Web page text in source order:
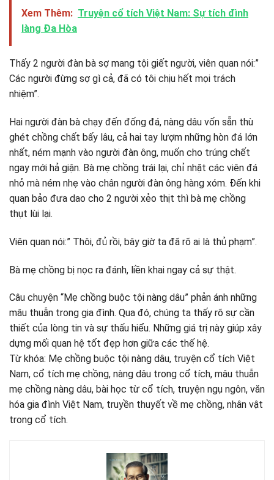
Xem Thêm: Truyện cổ tích Việt Nam: Sự tích đình
làng Đa Hòa
Thấy 2 người đàn bà sợ mang tội giết người, viên quan nói:”
Các người đừng sợ gì cả, đã có tôi chịu hết mọi trách
nhiệm”.
Hai người đàn bà chạy đến đống đá, nàng dâu vốn sẵn thù
ghét chồng chất bấy lâu, cả hai tay lượm những hòn đá lớn
nhất, ném mạnh vào người đàn ông, muốn cho trúng chết
ngay mới hả giận. Bà mẹ chồng trái lại, chỉ nhặt các viên đá
nhỏ mà ném nhẹ vào chân người đàn ông hàng xóm. Đến khi
quan bảo đưa dao cho 2 người xẻo thịt thì bà mẹ chồng
thụt lùi lại.
Viên quan nói:” Thôi, đủ rồi, bây giờ ta đã rõ ai là thủ phạm”.
Bà mẹ chồng bị nọc ra đánh, liền khai ngay cả sự thật.
Câu chuyện “Mẹ chồng buộc tội nàng dâu” phản ánh những
mâu thuẫn trong gia đình. Qua đó, chúng ta thấy rõ sự cần
thiết của lòng tin và sự thấu hiểu. Những giá trị này giúp xây
dựng mối quan hệ tốt đẹp hơn giữa các thế hệ.
Từ khóa: Mẹ chồng buộc tội nàng dâu, truyện cổ tích Việt
Nam, cổ tích mẹ chồng, nàng dâu trong cổ tích, mâu thuẫn
mẹ chồng nàng dâu, bài học từ cổ tích, truyện ngụ ngôn, văn
hóa gia đình Việt Nam, truyền thuyết về mẹ chồng, nhân vật
trong cổ tích.